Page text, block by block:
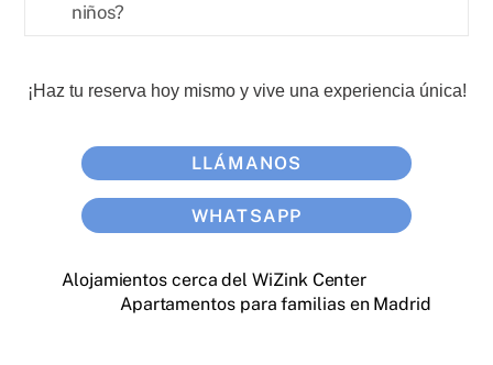
niños?
¡Haz tu reserva hoy mismo y vive una experiencia única!
LLÁMANOS
WHATSAPP
Alojamientos cerca del WiZink Center
Apartamentos para familias en Madrid